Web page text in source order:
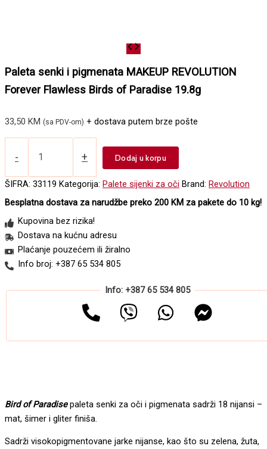
Paleta senki i pigmenata MAKEUP REVOLUTION
Forever Flawless Birds of Paradise 19.8g
33,50 KM (sa PDV-om) + dostava putem brze pošte
-
Paleta
pigmenata
MAKEUP
REVOLUTION
Flawless
Birds
of
Paradise
19.8g
+ Dodaj u korpu
ŠIFRA: 33119 Kategorija: Palete sijenki za oči Brand: Revolution
Besplatna dostava za narudžbe preko 200 KM za pakete do 10 kg!
Kupovina bez rizika!
Dostava na kućnu adresu
Plaćanje pouzećem ili žiralno
Info broj: +387 65 534 805
Info: +387 65 534 805
Bird of Paradisepaleta senki za oči i pigmenata sadrži 18 nijansi –
mat, šimer i gliter finiša.
Sadrži visokopigmentovane jarke nijanse, kao što su zelena, žuta,